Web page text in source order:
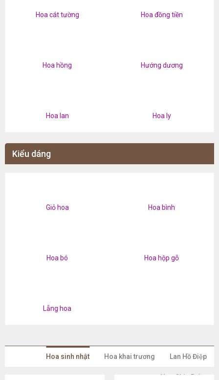
Hoa cát tường Hoa đồng tiền
Hoa hồng Hướng dương
Hoa lan Hoa ly
Kiểu dáng
Giỏ hoa Hoa bình
Hoa bó Hoa hộp gỗ
Lẵng hoa
Hoa sinh nhật Hoa khai trương Lan Hồ Điệp
Hoa Chia Buồn